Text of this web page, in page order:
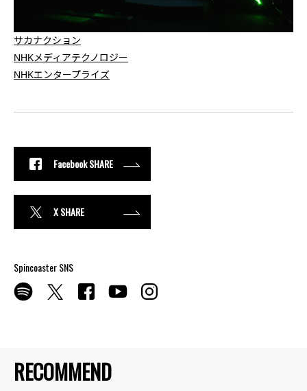
RECOMMEND
サカナクション
NHKメディアテクノロジー
NHKエンタープライズ
Facebook SHARE
X SHARE
Spincoaster SNS